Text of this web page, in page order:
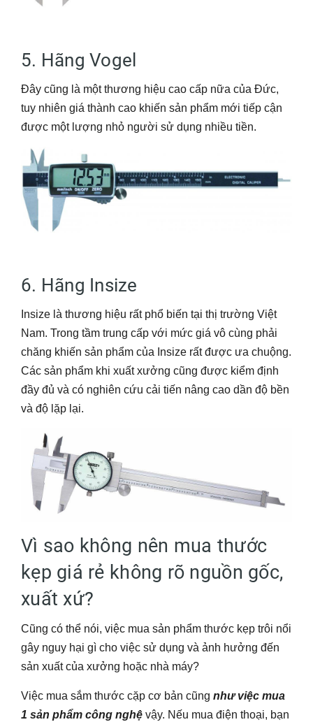
5. Hãng Vogel
Đây cũng là một thương hiệu cao cấp nữa của Đức,
tuy nhiên giá thành cao khiến sản phẩm mới tiếp cận
được một lượng nhỏ người sử dụng nhiều tiền.
6. Hãng Insize
Insize là thương hiệu rất phổ biến tại thị trường Việt
Nam. Trong tầm trung cấp với mức giá vô cùng phải
chăng khiến sản phẩm của Insize rất được ưa chuộng.
Các sản phẩm khi xuất xưởng cũng được kiểm định
đầy đủ và có nghiên cứu cải tiến nâng cao dần độ bền
và độ lặp lại.
Vì sao không nên mua thước
kẹp giá rẻ không rõ nguồn gốc,
xuất xứ?
Cũng có thể nói, việc mua sản phẩm thước kẹp trôi nổi
gây nguy hại gì cho việc sử dụng và ảnh hưởng đến
sản xuất của xưởng hoặc nhà máy?
Việc mua sắm thước cặp cơ bản cũng như việc mua
1 sản phẩm công nghệ vậy. Nếu mua điện thoại, bạn